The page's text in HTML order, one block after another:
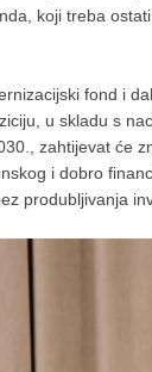
koji treba
fond i
u skladu s
zahtijevat će
i dobro
produbljivanja